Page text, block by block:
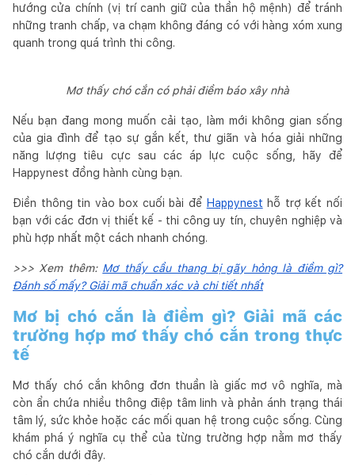
hướng cửa chính (vị trí canh giữ của thần hộ mệnh) để tránh
những tranh chấp, va chạm không đáng có với hàng xóm xung
quanh trong quá trình thi công.
Mơ thấy chó cắn có phải điềm báo xây nhà
Nếu bạn đang mong muốn cải tạo, làm mới không gian sống
của gia đình để tạo sự gắn kết, thư giãn và hóa giải những
năng lượng tiêu cực sau các áp lực cuộc sống, hãy để
Happynest đồng hành cùng bạn.
Điền thông tin vào box cuối bài để Happynest hỗ trợ kết nối
bạn với các đơn vị thiết kế - thi công uy tín, chuyên nghiệp và
phù hợp nhất một cách nhanh chóng.
>>> Xem thêm: Mơ thấy cầu thang bị gãy hỏng là điềm gì?
Đánh số mấy? Giải mã chuẩn xác và chi tiết nhất
Mơ bị chó cắn là điềm gì? Giải mã các
trường hợp mơ thấy chó cắn trong thực
tế
Mơ thấy chó cắn không đơn thuần là giấc mơ vô nghĩa, mà
còn ẩn chứa nhiều thông điệp tâm linh và phản ánh trạng thái
tâm lý, sức khỏe hoặc các mối quan hệ trong cuộc sống. Cùng
khám phá ý nghĩa cụ thể của từng trường hợp nằm mơ thấy
chó cắn dưới đây.